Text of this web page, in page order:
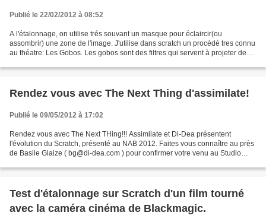
Publié le 22/02/2012 à 08:52
A l'étalonnage, on utilise trés souvant un masque pour éclaircir(ou
assombrir) une zone de l'image. J'utilise dans scratch un procédé tres connu
au théatre: Les Gobos. Les gobos sont des filtres qui servent à projeter des
Rendez vous avec The Next Thing d'assimilate!
Publié le 09/05/2012 à 17:02
Rendez vous avec The Next THing!!! Assimilate et Di-Dea présentent
l'évolution du Scratch, présenté au NAB 2012. Faites vous connaître au près
de Basile Glaize ( bg@di-dea.com ) pour confirmer votre venu au Studio
Test d'étalonnage sur Scratch d'un film tourné
avec la caméra cinéma de Blackmagic.